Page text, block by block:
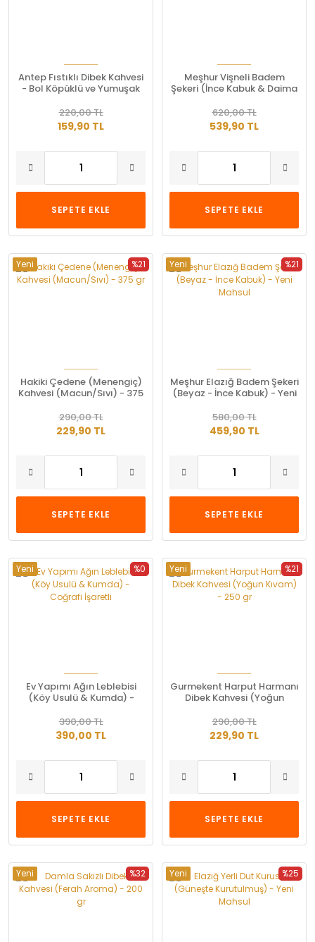
Antep Fıstıklı Dibek Kahvesi
- Bol Köpüklü ve Yumuşak
159,90 TL
220,00 TL
SEPETE EKLE
Meşhur Vişneli Badem
Şekeri (İnce Kabuk & Daima
539,90 TL
620,00 TL
SEPETE EKLE
%21
Yeni
Hakiki Çedene (Menengiç)
Kahvesi (Macun/Sıvı) - 375
229,90 TL
290,00 TL
SEPETE EKLE
%21
Yeni
Meşhur Elazığ Badem Şekeri
(Beyaz - İnce Kabuk) - Yeni
459,90 TL
580,00 TL
SEPETE EKLE
%0
Yeni
Ev Yapımı Ağın Leblebisi
(Köy Usulü & Kumda) -
390,00 TL
390,00 TL
SEPETE EKLE
%21
Yeni
Gurmekent Harput Harmanı
Dibek Kahvesi (Yoğun
229,90 TL
290,00 TL
SEPETE EKLE
%32
Yeni %25
Yeni